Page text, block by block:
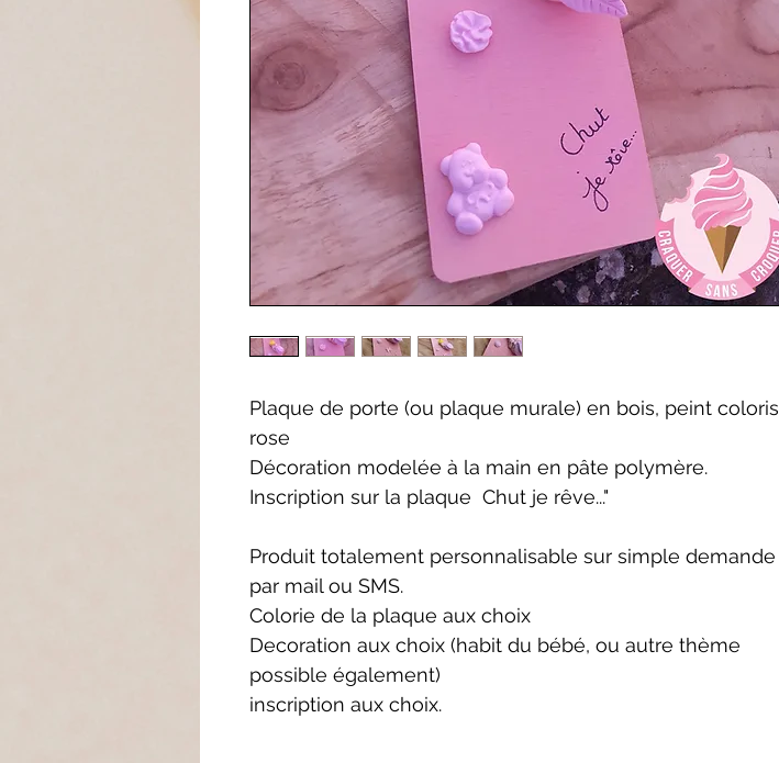
Plaque de porte (ou plaque murale) en bois, peint coloris
rose
Décoration modelée à la main en pâte polymère.
Inscription sur la plaque Chut je rêve..."
Produit totalement personnalisable sur simple demande
par mail ou SMS.
Colorie de la plaque aux choix
Decoration aux choix (habit du bébé, ou autre thème
possible également)
inscription aux choix.